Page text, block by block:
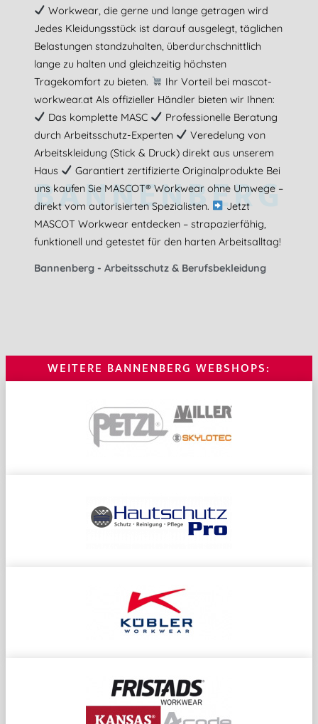
Workwear, die gerne und lange getragen wird
Jedes Kleidungsstück ist darauf ausgelegt, täglichen
Belastungen standzuhalten, überdurchschnittlich
lange zu halten und gleichzeitig höchsten
Tragekomfort zu bieten.
Ihr Vorteil bei mascot-
workwear.at Als offizieller Händler bieten wir Ihnen:
Das komplette MASC
Professionelle Beratung
durch Arbeitsschutz-Experten
Veredelung von
Arbeitskleidung (Stick & Druck) direkt aus unserem
Haus
Garantiert zertifizierte Originalprodukte Bei
uns kaufen Sie MASCOT® Workwear ohne Umwege –
direkt vom autorisierten Spezialisten.
Jetzt
MASCOT Workwear entdecken – strapazierfähig,
funktionell und getestet für den harten Arbeitsalltag!
Bannenberg - Arbeitsschutz & Berufsbekleidung
BANNENBERG
WEITERE BANNENBERG WEBSHOPS: